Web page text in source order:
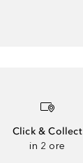
Click & Collect
in 2 ore